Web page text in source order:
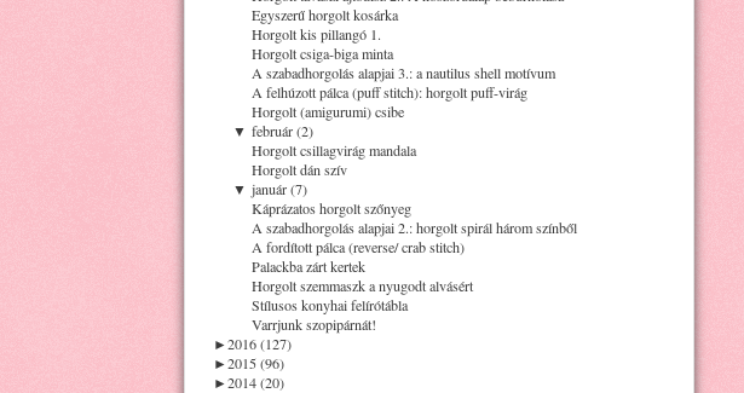
Egyszerű horgolt kosárka
Horgolt kis pillangó 1.
Horgolt csiga-biga minta
A szabadhorgolás alapjai 3.: a nautilus shell motívum
A felhúzott pálca (puff stitch): horgolt puff-virág
Horgolt (amigurumi) csibe
▼ február (2)
Horgolt csillagvirág mandala
Horgolt dán szív
▼ január (7)
Káprázatos horgolt szőnyeg
A szabadhorgolás alapjai 2.: horgolt spirál három színből
A fordított pálca (reverse/ crab stitch)
Palackba zárt kertek
Horgolt szemmaszk a nyugodt alvásért
Stílusos konyhai felírótábla
Varrjunk szopipárnát!
►2016 (127)
►2015 (96)
►2014 (20)